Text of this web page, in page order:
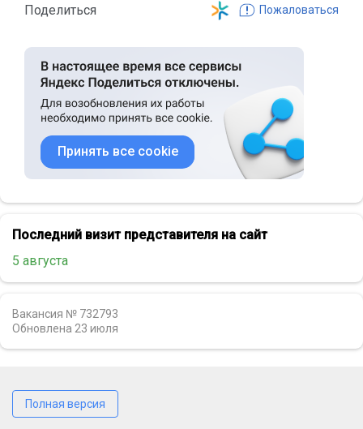
Поделиться Пожаловаться
Принять все cookie
Последний визит представителя на сайт
5 августа
Вакансия № 732793
Обновлена 23 июля
Полная версия